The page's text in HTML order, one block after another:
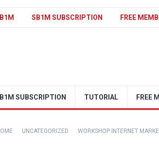
SB1M SUBSCRIPTION FREE
SUBSCRIPTION TUTORIAL FREE
UNCATEGORIZED WORKSHOP INTERNET